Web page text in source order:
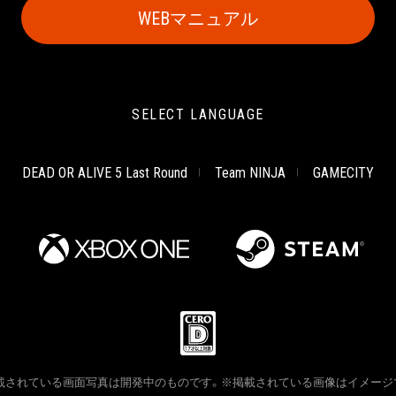
WEBマニュアル
SELECT LANGUAGE
DEAD OR ALIVE 5 Last Round Team NINJA GAMECITY
れている画面写真は開発中のものです。※掲載されている画像はイメージ